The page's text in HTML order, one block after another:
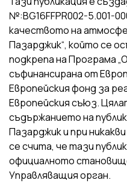
№:BG16FFPR002-5.001-
качеството на
Пазарджик“, който се
подкрепа на Програма
съфинансирана от
Европейския фонд за
Европейския съюз.
съдържанието на
Пазарджик и при
се счита, че тази
официалното
Управляващия орган.